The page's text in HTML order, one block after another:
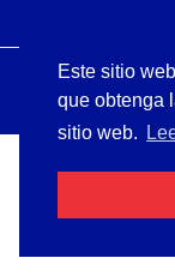
Este sitio
que obtenga
sitio web.
Copyright ©